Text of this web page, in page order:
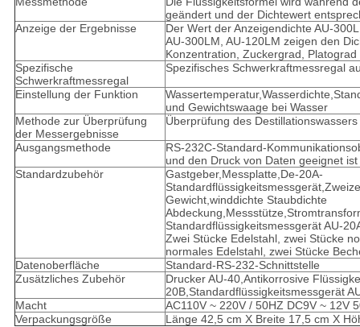
geändert und der Dichtewert
Anzeige der Ergebnisse
Der Wert der Anzeigendichte AU-
AU-300LM, AU-120LM zeigen den
Konzentration, Zuckergrad, Platograd
Spezifische
Schwerkraftmessregal
Spezifisches Schwerkraftmessregal
Einstellung der Funktion
und Gewichtswaage bei Wasser
Methode zur Überprüfung
der Messergebnisse
Überprüfung des Destillationswassers
Ausgangsmethode
RS-232C-Standard-
und den Druck von Daten geeignet ist
Standardzubehör
Gastgeber,Messplatte,De-20A-
Gewicht,winddichte Staubdichte
Standardflüssigkeitsmessgerät AU-
Zwei Stücke Edelstahl, zwei Stücke
normales Edelstahl, zwei Stücke
Datenoberfläche
Standard-RS-232-Schnittstelle
Zusätzliches Zubehör
Drucker AU-40,Antikorrosive
20B,Standardflüssigkeitsmessgerät
Macht
AC110V ~ 220V / 50HZ DC9V ~ 12V
Verpackungsgröße
Länge 42,5 cm X Breite 17,5 cm X